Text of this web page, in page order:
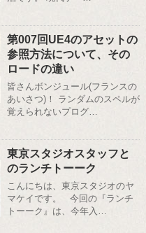
第007回UE4のアセットの
参照方法について、その
ロードの違い
皆さんボンジュール(フランスの
あいさつ)！ ランダムのスペルが
覚えられないプログ…
東京スタジオスタッフと
のランチトーーク
こんにちは、東京スタジオのヤ
マケイです。 今回の『ランチ
トーーク』は、今年入…